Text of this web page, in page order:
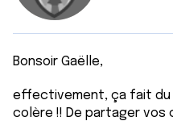
Bonsoir Gaëlle,
effectivement, ça fait du
colère !! De partager